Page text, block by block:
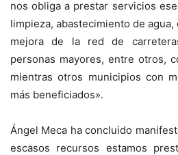
nos obliga a prestar servicios
limpieza, abastecimiento de
mejora de la red de
personas mayores, entre otros,
mientras otros municipios con
más beneficiados».
Ángel Meca ha concluido
escasos recursos estamos